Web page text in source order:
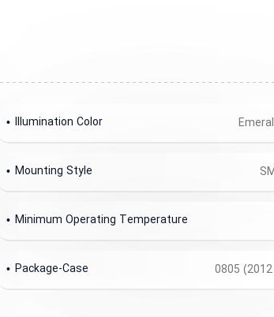
Illumination Color
Mounting Style
Minimum Operating Temperature
0805
Package-Case